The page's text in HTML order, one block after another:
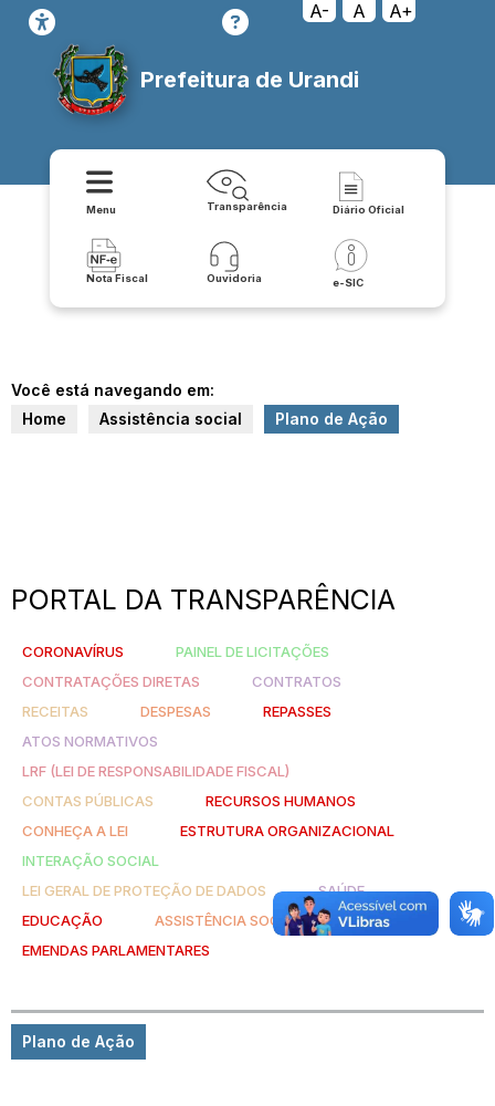
A- A A+
Prefeitura de Urandi
Menu Transparência Diário Oficial
Nota Fiscal Ouvidoria e-SIC
Você está navegando em:
Home
Assistência social Plano de Ação
PORTAL DA TRANSPARÊNCIA
CORONAVÍRUS
PAINEL DE LICITAÇÕES
CONTRATAÇÕES DIRETAS
CONTRATOS
RECEITAS
DESPESAS
REPASSES
ATOS NORMATIVOS
LRF (LEI DE RESPONSABILIDADE FISCAL)
CONTAS PÚBLICAS
RECURSOS HUMANOS
CONHEÇA A LEI
ESTRUTURA ORGANIZACIONAL
INTERAÇÃO SOCIAL
LEI GERAL DE PROTEÇÃO DE DADOS
SAÚDE
EDUCAÇÃO
ASSISTÊNCIA SOCIAL
EMENDAS PARLAMENTARES
Plano de Ação